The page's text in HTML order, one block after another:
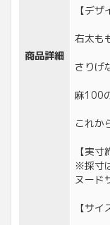
商品詳細
【デ
右太も
さりげ
麻100
これか
【実
※採寸
ヌード
【サ